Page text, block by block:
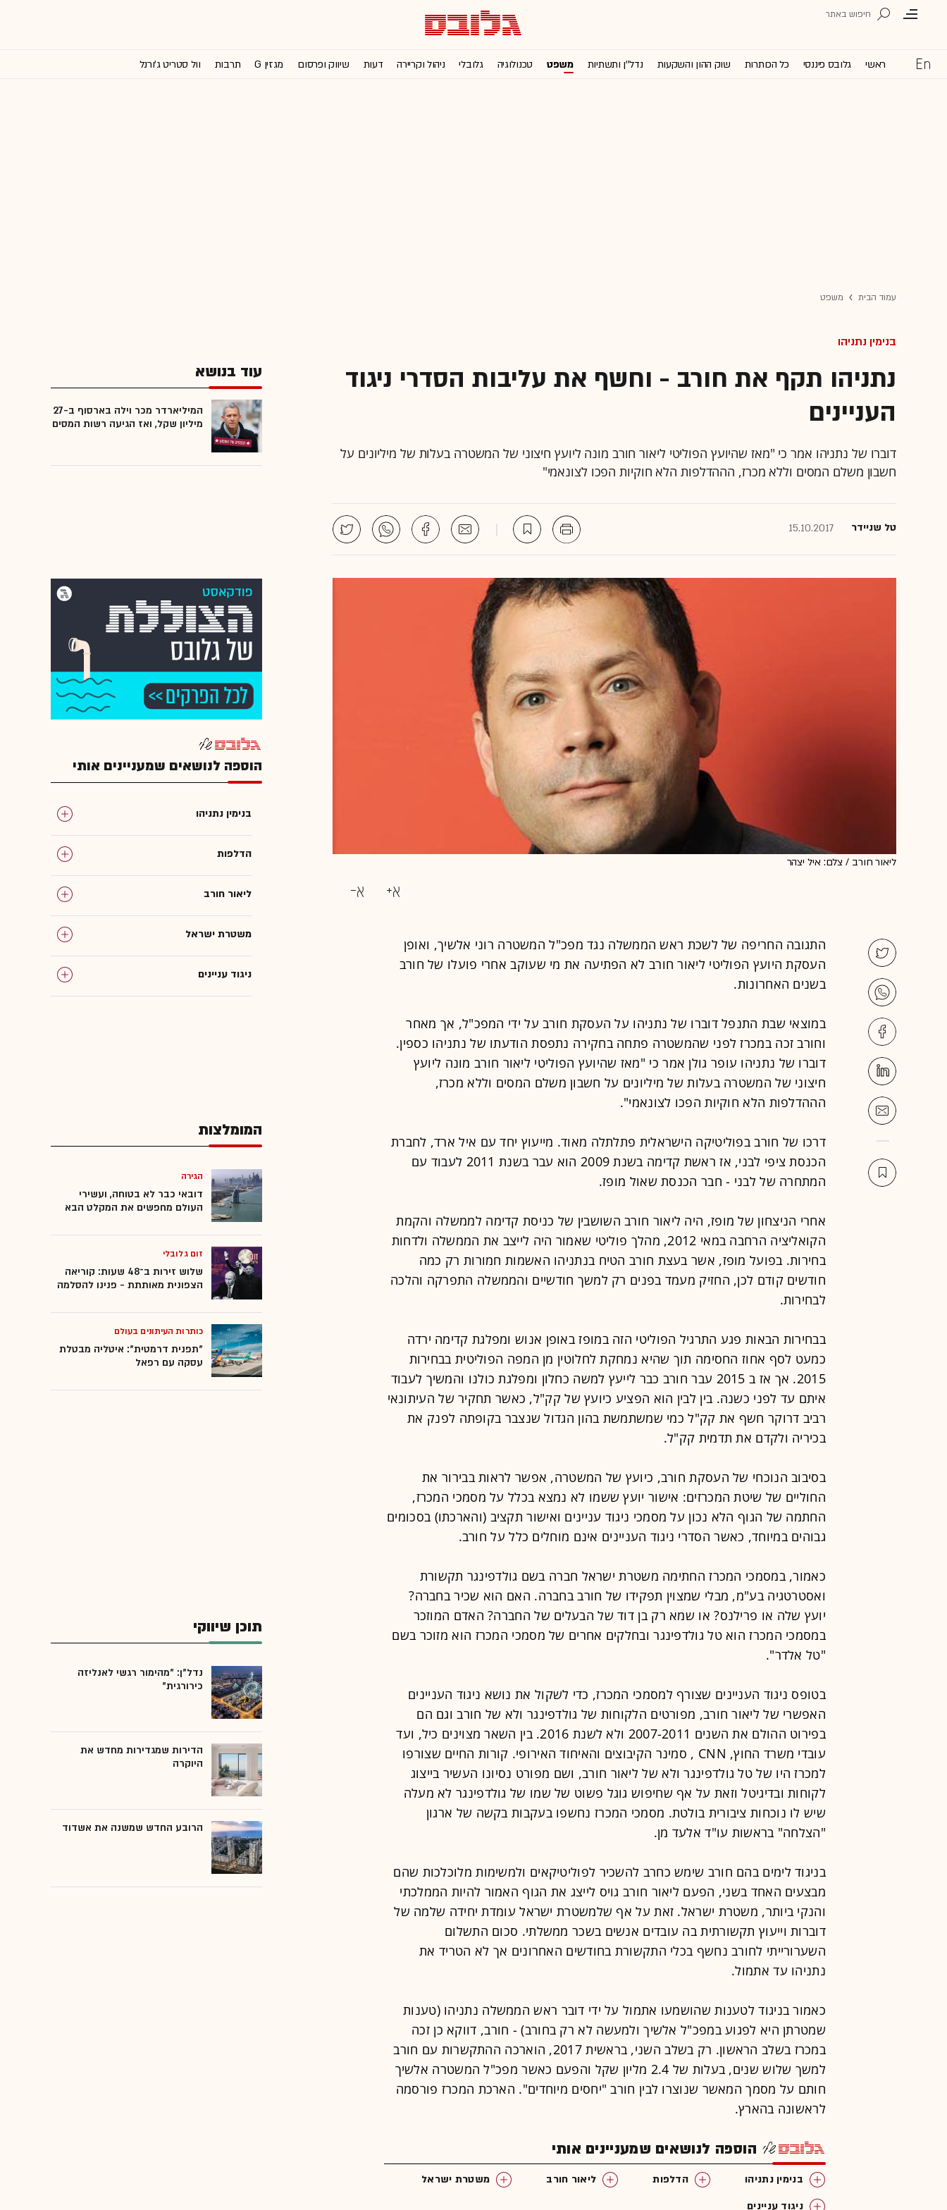
ראשי גלובס פיננסי כל הכותרות שוק ההון והשקעות נדל''ן ותשתיות משפט טכנולוגיה גלובלי ניהול וקריירה דעות שיווק ופרסום מגזין G תרבות וול סטריט ג'ורנל
עמוד הבית משפט
בנימין נתניהו
נתניהו תקף את חורב - וחשף את עליבות הסדרי ניגוד
העניינים
דוברו של נתניהו אמר כי "מאז שהיועץ הפוליטי ליאור חורב מונה ליועץ חיצוני של המשטרה בעלות של מיליונים על
חשבון משלם המסים וללא מכרז, הההדלפות הלא חוקיות הפכו לצונאמי"
טל שניידר 15.10.2017
ליאור חורב / צלם: איל יצהר
התגובה החריפה של לשכת ראש הממשלה נגד מפכ"ל המשטרה רוני אלשיך, ואופן
העסקת היועץ הפוליטי ליאור חורב לא הפתיעה את מי שעוקב אחרי פועלו של חורב
בשנים האחרונות.
במוצאי שבת התנפל דוברו של נתניהו על העסקת חורב על ידי המפכ"ל, אך מאחר
וחורב זכה במכרז לפני שהמשטרה פתחה בחקירה נתפסת הודעתו של נתניהו כספין.
דוברו של נתניהו עופר גולן אמר כי "מאז שהיועץ הפוליטי ליאור חורב מונה ליועץ
חיצוני של המשטרה בעלות של מיליונים על חשבון משלם המסים וללא מכרז,
הההדלפות הלא חוקיות הפכו לצונאמי".
דרכו של חורב בפוליטיקה הישראלית פתלתלה מאוד. מייעוץ יחד עם איל ארד, לחברת
הכנסת ציפי לבני, אז ראשת קדימה בשנת 2009 הוא עבר בשנת 2011 לעבוד עם
המתחרה של לבני - חבר הכנסת שאול מופז.
אחרי הניצחון של מופז, היה ליאור חורב השושבין של כניסת קדימה לממשלה והקמת
הקואליציה הרחבה במאי 2012, מהלך פוליטי שאמור היה לייצב את הממשלה ולדחות
בחירות. בפועל מופז, אשר בעצת חורב הטיח בנתניהו האשמות חמורות רק כמה
חודשים קודם לכן, החזיק מעמד בפנים רק למשך חודשיים והממשלה התפרקה והלכה
לבחירות.
בבחירות הבאות פגע התרגיל הפוליטי הזה במופז באופן אנוש ומפלגת קדימה ירדה
כמעט לסף אחוז החסימה תוך שהיא נמחקת לחלוטין מן המפה הפוליטית בבחירות
2015. אך אז ב 2015 עבר חורב כבר לייעץ למשה כחלון ומפלגת כולנו והמשיך לעבוד
איתם עד לפני כשנה. בין לבין הוא הפציע כיועץ של קק"ל, כאשר תחקיר של העיתונאי
רביב דרוקר חשף את קק"ל כמי שמשתמשת בהון הגדול שנצבר בקופתה לפנק את
בכיריה ולקדם את תדמית קק"ל.
בסיבוב הנוכחי של העסקת חורב, כיועץ של המשטרה, אפשר לראות בבירור את
החוליים של שיטת המכרזים: אישור יועץ ששמו לא נמצא בכלל על מסמכי המכרז,
החתמה של הגוף הלא נכון על מסמכי ניגוד עניינים ואישור תקציב (והארכתו) בסכומים
גבוהים במיוחד, כאשר הסדרי ניגוד העניינים אינם מוחלים כלל על חורב.
כאמור, במסמכי המכרז החתימה משטרת ישראל חברה בשם גולדפינגר תקשורת
ואסטרטגיה בע"מ, מבלי שמצוין תפקידו של חורב בחברה. האם הוא שכיר בחברה?
יועץ שלה או פרילנס? או שמא רק בן דוד של הבעלים של החברה? האדם המוזכר
במסמכי המכרז הוא טל גולדפינגר ובחלקים אחרים של מסמכי המכרז הוא מזוכר בשם
"טל אלדר".
בטופס ניגוד העניינים שצורף למסמכי המכרז, כדי לשקול את נושא ניגוד העניינים
האפשרי של ליאור חורב, מפורטים הלקוחות של גולדפינגר ולא של חורב וגם הם
בפירוט ההולם את השנים 2007-2011 ולא לשנת 2016. בין השאר מצוינים כיל, ועד
עובדי משרד החוץ, CNN , סמינר הקיבוצים והאיחוד האירופי. קורות החיים שצורפו
למכרז היו של טל גולדפינגר ולא של ליאור חורב, ושם מפורט נסיונו העשיר בייצוג
לקוחות ובדיגיטל וזאת על אף שחיפוש גוגל פשוט של שמו של גולדפינגר לא מעלה
שיש לו נוכחות ציבורית בולטת. מסמכי המכרז נחשפו בעקבות בקשה של ארגון
"הצלחה" בראשות עו"ד אלעד מן.
בניגוד לימים בהם חורב שימש כחרב להשכיר לפוליטיקאים ולמשימות מלוכלכות שהם
מבצעים האחד בשני, הפעם ליאור חורב גויס לייצג את הגוף האמור להיות הממלכתי
והנקי ביותר, משטרת ישראל. זאת על אף שלמשטרת ישראל עומדת יחידה שלמה של
דוברות וייעוץ תקשורתית בה עובדים אנשים בשכר ממשלתי. סכום התשלום
השערורייתי לחורב נחשף בכלי התקשורת בחודשים האחרונים אך לא הטריד את
נתניהו עד אתמול.
כאמור בניגוד לטענות שהושמעו אתמול על ידי דובר ראש הממשלה נתניהו (טענות
שמטרתן היא לפגוע במפכ"ל אלשיך ולמעשה לא רק בחורב) - חורב, דווקא כן זכה
במכרז בשלב הראשון. רק בשלב השני, בראשית 2017, הוארכה ההתקשרות עם חורב
למשך שלוש שנים, בעלות של 2.4 מליון שקל והפעם כאשר מפכ"ל המשטרה אלשיך
חותם על מסמך המאשר שנוצרו לבין חורב "יחסים מיוחדים". הארכת המכרז פורסמה
לראשונה בהארץ.
הוספה לנושאים שמעניינים אותי
בנימין נתניהו הדלפות ליאור חורב
משטרת ישראל
ניגוד עניינים
עוד בנושא
המיליארדר מכר וילה בארסוף ב-27
מיליון שקל, ואז הגיעה רשות המסים
הוספה לנושאים שמעניינים אותי
בנימין נתניהו
הדלפות
ליאור חורב
משטרת ישראל
ניגוד עניינים
המומלצות
הגירה
דובאי כבר לא בטוחה, ועשירי
העולם מחפשים את המקלט הבא
זום גלובלי
שלוש זירות ב־48 שעות: קוריאה
הצפונית מאותתת - פנינו להסלמה
כותרות העיתונים בעולם
"תפנית דרמטית": איטליה מבטלת
עסקה עם רפאל
תוכן שיווקי
נדל"ן: "מהימור רגשי לאנליזה
כירורגית"
הדירות שמגדירות מחדש את
היוקרה
הרובע החדש שמשנה את אשדוד